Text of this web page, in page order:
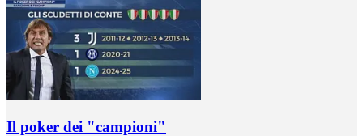
Il poker dei "campioni"